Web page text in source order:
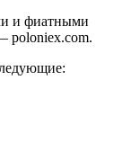
и фиатными
poloniex.com.